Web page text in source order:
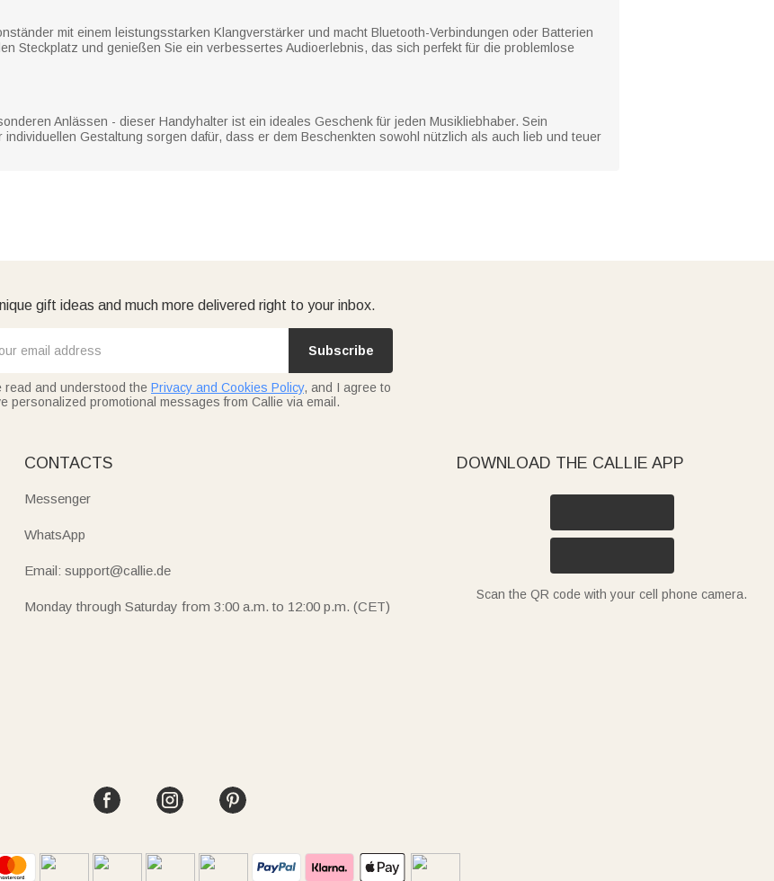
mit einem leistungsstarken Klangverstärker und macht Bluetooth-Verbindungen oder Batterien
Steckplatz und genießen Sie ein verbessertes Audioerlebnis, das sich perfekt für die problemlose
Anlässen - dieser Handyhalter ist ein ideales Geschenk für jeden Musikliebhaber. Sein
Gestaltung sorgen dafür, dass er dem Beschenkten sowohl nützlich als auch lieb und teuer
gift ideas and much more delivered right to your inbox.
Subscribe
read and understood the Privacy and Cookies Policy, and I agree to
personalized promotional messages from Callie via email.
CONTACTS
Messenger
WhatsApp
Email: support@callie.de
Monday through Saturday from 3:00 a.m. to 12:00 p.m. (CET)
DOWNLOAD THE CALLIE APP
Scan the QR code with your cell phone camera.